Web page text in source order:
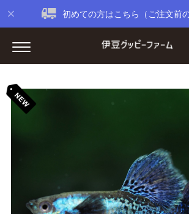
初めての方はこちら（ご注文前